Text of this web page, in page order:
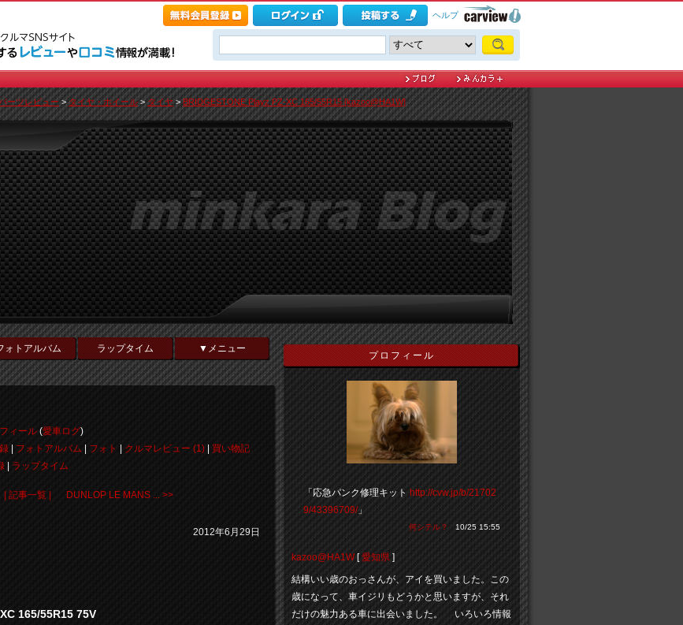
ヘルプ
ーツレビュー>タイヤ・ホイール>タイヤ>BRIDGESTONE Playz PZ-XC 165/55R15 [kazoo@HA1W]
ォトアルバム ラップタイム ▼メニュー
ィール(愛車ログ)
フォトアルバム フォト クルマレビュー (1)
買い物記
| ラップタイム
| 記事一覧 | DUNLOP LE MANS ... >>
2012年6月29日
165/55R15 75V
プロフィール
「応急パンク修理キットhttp://cvw.jp/b/21702
9/43396709/」
何シテル？ 10/25 15:55
kazoo@HA1W[愛知県]
結構いい歳のおっさんが、アイを買いました。この
歳になって、車イジリもどうかと思いますが、それ
だけの魅力ある車に出会いました。 いろいろ情報